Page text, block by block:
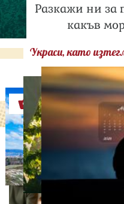
Разкажи ни за
какъв
Украси, като
Оферти